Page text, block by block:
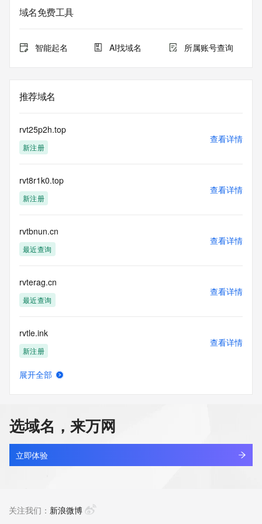
域名免费工具
智能起名 AI找域名 所属账号查询
推荐域名
rvt25p2h.top
新注册
查看详情
rvt8r1k0.top
新注册
查看详情
rvtbnun.cn
最近查询
查看详情
rvterag.cn
最近查询
查看详情
rvtle.ink
新注册
查看详情
rvtre.shop
最近查询
查看详情
展开全部
选域名，来万网
立即体验
关注我们： 新浪微博